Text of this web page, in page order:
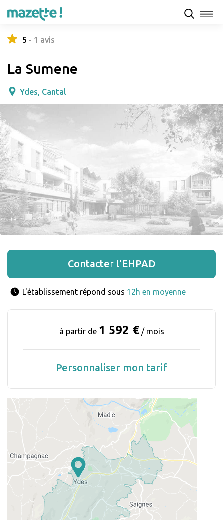
5 - 1 avis
La Sumene
Ydes, Cantal
Contacter l'EHPAD
L'établissement répond sous 12h en moyenne
à partir de 1 592 €/ mois
Personnaliser mon tarif